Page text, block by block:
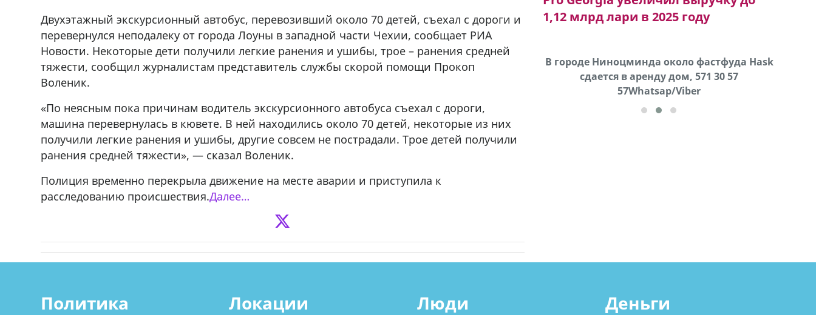
Двухэтажный экскурсионный автобус, перевозивший около 70 детей, съехал с дороги и
перевернулся неподалеку от города Лоуны в западной части Чехии, сообщает РИА
Новости. Некоторые дети получили легкие ранения и ушибы, трое – ранения средней
тяжести, сообщил журналистам представитель службы скорой помощи Прокоп
Воленик.
«По неясным пока причинам водитель экскурсионного автобуса съехал с дороги,
машина перевернулась в кювете. В ней находились около 70 детей, некоторые из них
получили легкие ранения и ушибы, другие совсем не пострадали. Трое детей получили
ранения средней тяжести», — сказал Воленик.
Полиция временно перекрыла движение на месте аварии и приступила к
расследованию происшествия.Далее…
1,12 млрд лари в 2025 году
30 57
Продается соль оптом и в розницу в
мешках, 500 22 47 42
В городе Ниноцминда около фастфуда Hask
cдается в аренду дом, 571 30 57
57Whatsap/Viber
Продается машина марки Prado,571 30 57
57Whatsap/Viber
Политика Локации Люди Деньги